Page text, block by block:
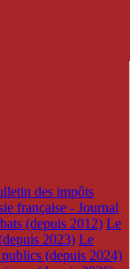
des impôts
française - Journal
(depuis 2012) Le
2023) Le
(depuis 2024)